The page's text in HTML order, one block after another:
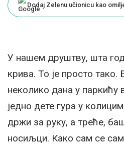
Dodaj Zelenu učionicu kao
У нашем друштву, шта
крива.⁣ То је просто
неколико дана у паркићу
једно дете гура у
држи за руку, а треће,
носиљци. Како сам се